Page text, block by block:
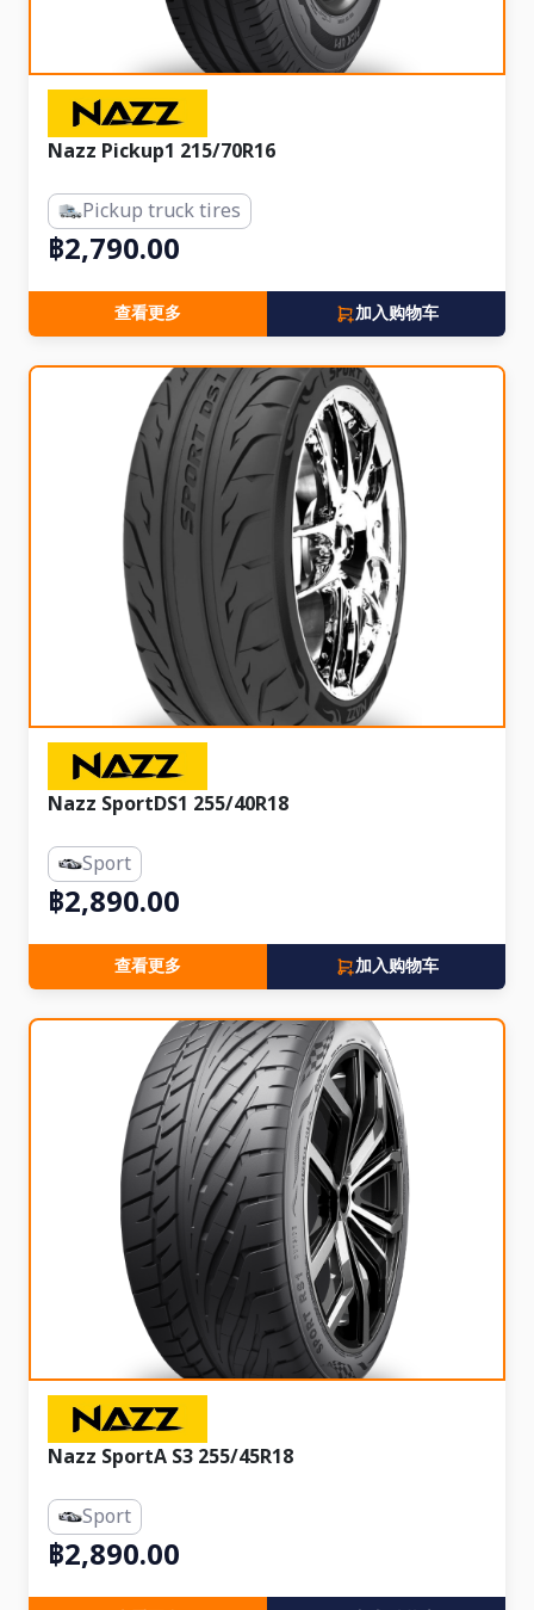
Nazz Pickup1 215/70R16
Pickup truck tires
฿2,790.00
查看更多 加入购物车
Nazz SportDS1 255/40R18
Sport
฿2,890.00
查看更多 加入购物车
Nazz SportA S3 255/45R18
Sport
฿2,890.00